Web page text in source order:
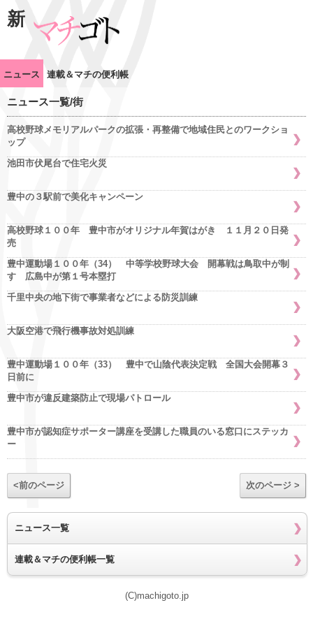
新
ニュース 連載＆マチの便利帳
ニュース一覧/街
高校野球メモリアルパークの拡張・再整備で地域住民とのワークショ
ップ
池田市伏尾台で住宅火災
豊中の３駅前で美化キャンペーン
高校野球１００年 豊中市がオリジナル年賀はがき １１月２０日発
売
豊中運動場１００年（34） 中等学校野球大会 開幕戦は鳥取中が制
す 広島中が第１号本塁打
千里中央の地下街で事業者などによる防災訓練
大阪空港で飛行機事故対処訓練
豊中運動場１００年（33） 豊中で山陰代表決定戦 全国大会開幕３
日前に
豊中市が違反建築防止で現場パトロール
豊中市が認知症サポーター講座を受講した職員のいる窓口にステッカ
ー
<前のページ 次のページ >
ニュース一覧
連載＆マチの便利帳一覧
(C)machigoto.jp